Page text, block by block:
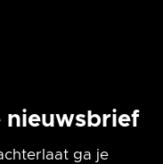
nieuwsbrief
ga je